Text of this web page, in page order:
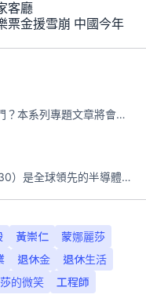
客廳
票金援雪崩 中國今年
ETF是什麼？ETF投資如何入門？本系列專題文章將會告訴你新手必須知道的ETF基礎知識。
台積電（tSMC；股票代號2330）是全球領先的半導體代工公司，成立於1987年，總部位於台灣新竹。且已於美國、日本、德國及中國設廠，台積電是全球首家專業積體電路製造服務公司，也是全球最先進和最大規模的半導體代工廠。
黃崇仁
蒙娜麗莎
退休金
退休生活
的微笑 工程師